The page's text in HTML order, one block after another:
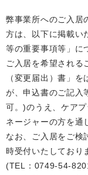
弊事業所へのご入居
方は、以下に掲載い
等の重要事項等」に
ご入居を希望される
（変更届出）書」
が、申込書のご記入
可。)のうえ、ケア
ネージャーの方を通
なお、ご入居をご検
時受付いたしており
(TEL：0749-54-